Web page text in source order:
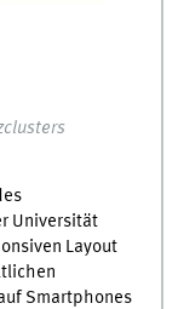
Universität
Layout
Smartphones